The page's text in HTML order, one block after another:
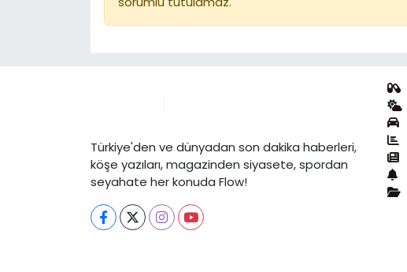
Türkiye'den ve dünyadan son dakika haberleri,
köşe yazıları, magazinden siyasete, spordan
seyahate her konuda Flow!